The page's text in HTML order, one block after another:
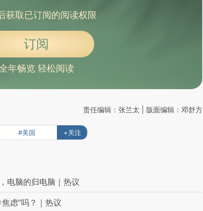
获取已订阅的阅读权限
订阅
年畅览 轻松阅读
责任编辑：张兰太 | 版面编辑：邓舒方
#美国 +关注
电脑的归电脑｜热议
虑”吗？｜热议